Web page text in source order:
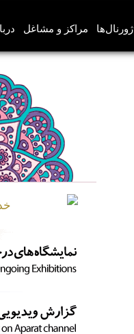
ژورنال‌ها مراکز و مشاغل